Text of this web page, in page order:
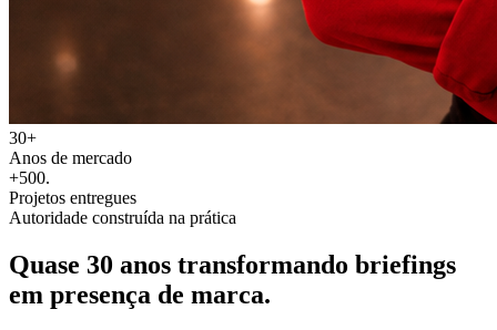
30+
Anos de mercado
+500.
Projetos entregues
Autoridade construída na prática
Quase 30 anos transformando briefings
em presença de marca.